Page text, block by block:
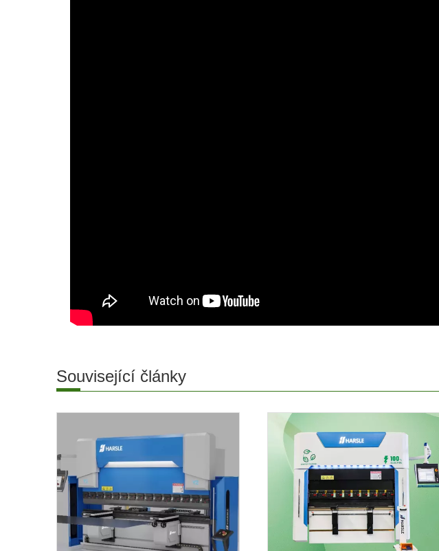
Související články